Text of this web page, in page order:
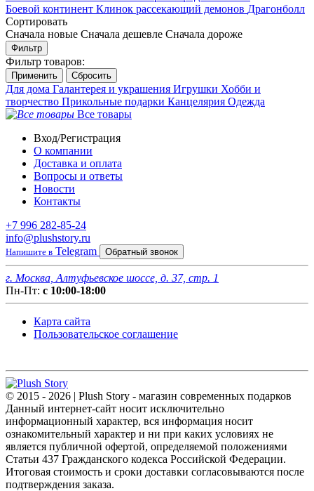
Боевой континент Клинок рассекающий демонов Драгонболл
Сортировать
Сначала новые Сначала дешевле Сначала дороже
Фильтр
Фильтр товаров:
Для дома Галантерея и украшения Игрушки Хобби и
творчество Прикольные подарки Канцелярия Одежда
Все товары
Вход/Регистрация
О компании
Доставка и оплата
Вопросы и ответы
Новости
Контакты
+7 996 282-85-24
info@plushstory.ru
Напишите в Telegram Обратный звонок
г. Москва, Алтуфьевское шоссе, д. 37, стр. 1
Пн-Пт: с 10:00-18:00
Карта сайта
Пользовательское соглашение
© 2015 - 2026 | Plush Story - магазин современных подарков
Данный интернет-сайт носит исключительно
информационный характер, вся информация носит
ознакомительный характер и ни при каких условиях не
является публичной офертой, определяемой положениями
Статьи 437 Гражданского кодекса Российской Федерации.
Итоговая стоимость и сроки доставки согласовываются после
подтверждения заказа.